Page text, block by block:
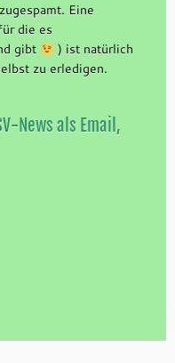
Eine
die es
gibt
) ist natürlich
zu erledigen.
News als Email,